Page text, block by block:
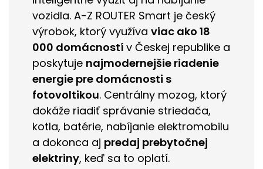
vozidla. A-Z ROUTER Smart je český
výrobok, ktorý využíva viac ako 18
000 domácností v Českej republike a
poskytuje najmodernejšie riadenie
energie pre domácnosti s
fotovoltikou. Centrálny mozog, ktorý
dokáže riadiť správanie striedača,
kotla, batérie, nabíjanie elektromobilu
a dokonca aj predaj prebytočnej
elektriny, keď sa to oplatí.